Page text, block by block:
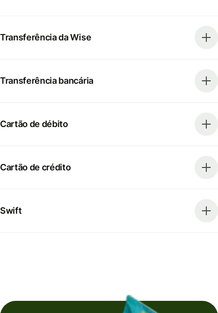
Transferência da Wise
Transferência bancária
Cartão de débito
Cartão de crédito
Swift